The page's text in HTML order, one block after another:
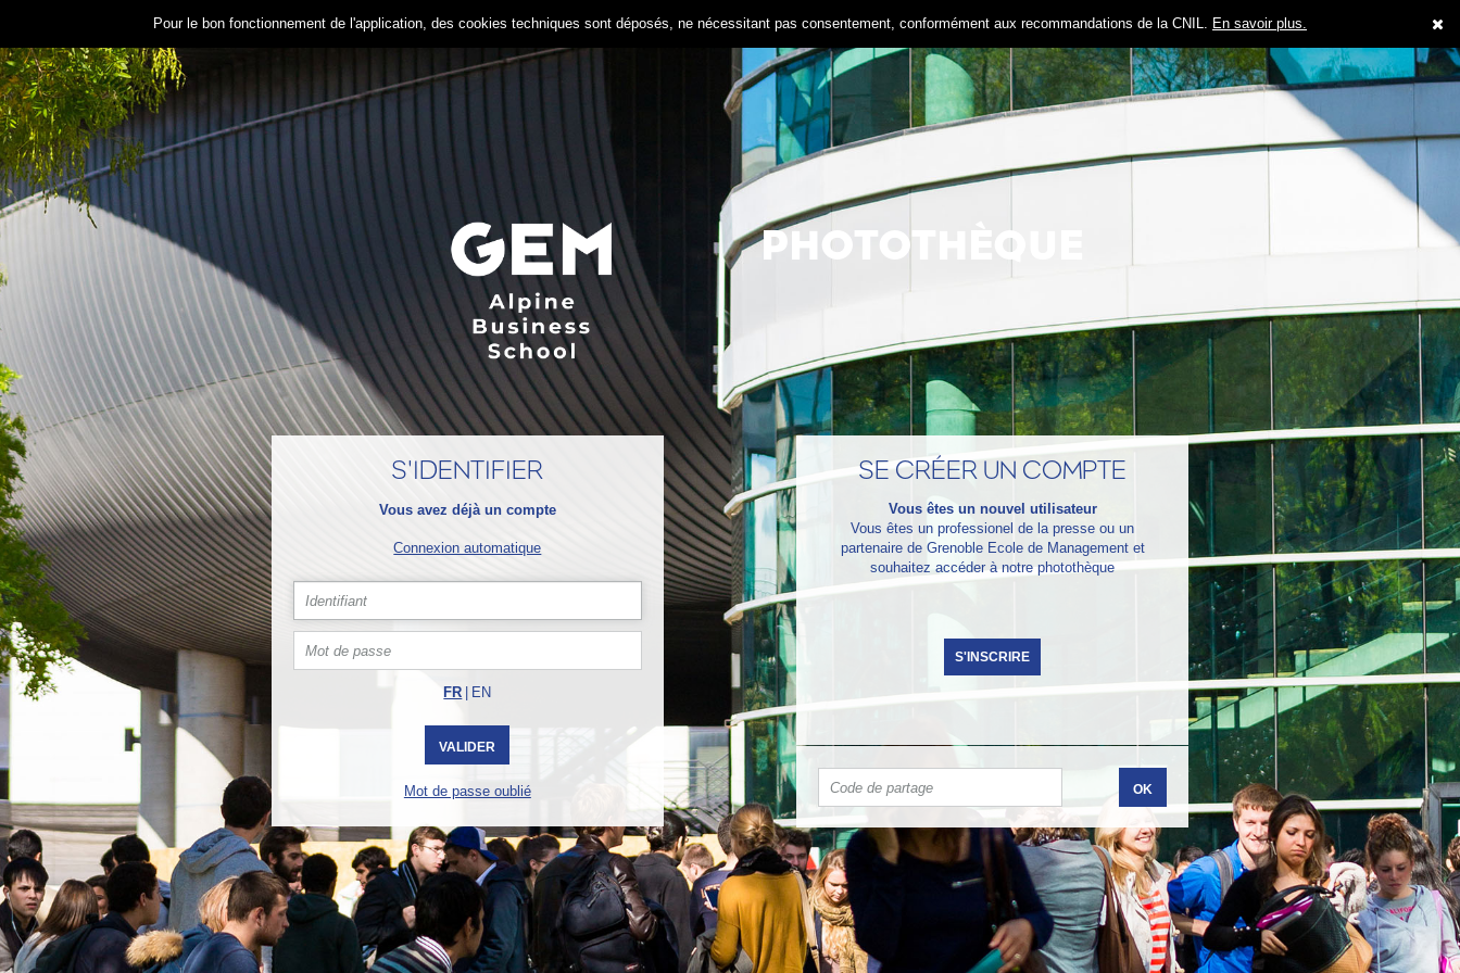
Pour le bon fonctionnement de l'application, des cookies techniques sont déposés, ne nécessitant pas consentement, conformément aux recommandations de la CNIL. En savoir plus.
PHOTOTHÈQUE
S'IDENTIFIER
Vous avez déjà un compte
Connexion automatique
FR EN
Mot de passe oublié
SE CRÉER UN COMPTE
Vous êtes un nouvel utilisateur
Vous êtes un professionel de la presse ou un
partenaire de Grenoble Ecole de Management et
souhaitez accéder à notre photothèque
S'INSCRIRE